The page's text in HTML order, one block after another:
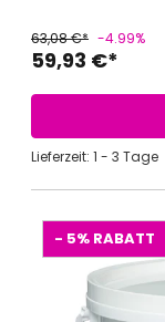
59,93 €*
63,08 €* -4.99%
Lieferzeit: 1 - 3 Tage
- 5% RABATT